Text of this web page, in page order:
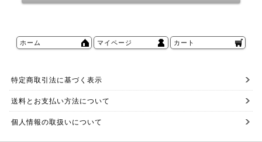
ホーム マイページ カート
特定商取引法に基づく表示
送料とお支払い方法について
個人情報の取扱いについて